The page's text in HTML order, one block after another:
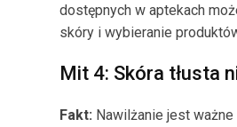
dostępnych w aptekach
skóry i wybieranie
Mit 4: Skóra tłusta
Fakt: Nawilżanie jest